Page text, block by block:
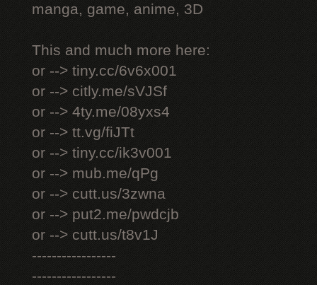
manga, game, anime, 3D
This and much more here:
or --> tiny.cc/6v6x001
or --> citly.me/sVJSf
or --> 4ty.me/08yxs4
or --> tt.vg/fiJTt
or --> tiny.cc/ik3v001
or --> mub.me/qPg
or --> cutt.us/3zwna
or --> put2.me/pwdcjb
or --> cutt.us/t8v1J
-----------------
-----------------